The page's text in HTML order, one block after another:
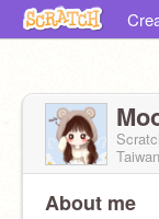
Taiwan
About me